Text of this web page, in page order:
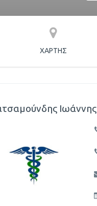
ΧΆΡΤΗΣ
Ιωάννης